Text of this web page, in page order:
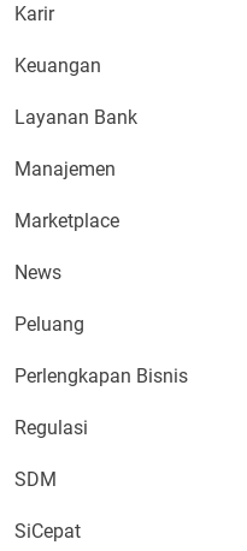
Karir
Keuangan
Layanan Bank
Manajemen
Marketplace
News
Peluang
Perlengkapan Bisnis
Regulasi
SDM
SiCepat